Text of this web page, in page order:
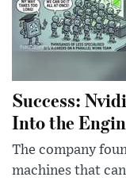
Success:
Into the
The company
machines that